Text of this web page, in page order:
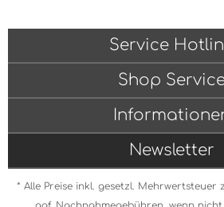
Service
Shop
Newsletter
* Alle Preise inkl. gesetzl. Mehrwertsteuer